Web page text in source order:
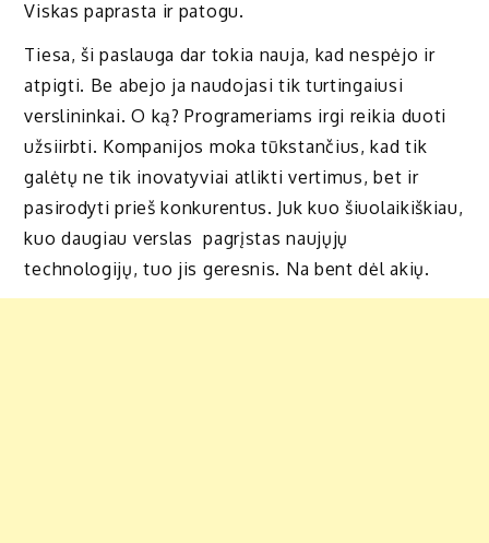
Viskas paprasta ir patogu.
Tiesa, ši paslauga dar tokia nauja, kad nespėjo ir
atpigti. Be abejo ja naudojasi tik turtingaiusi
verslininkai. O ką? Programeriams irgi reikia duoti
užsiirbti. Kompanijos moka tūkstančius, kad tik
galėtų ne tik inovatyviai atlikti vertimus, bet ir
pasirodyti prieš konkurentus. Juk kuo šiuolaikiškiau,
kuo daugiau verslas pagrįstas naujųjų
technologijų, tuo jis geresnis. Na bent dėl akių.